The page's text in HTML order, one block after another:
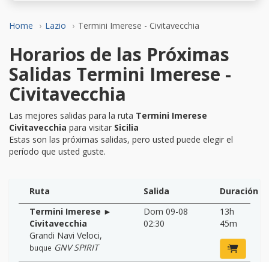
Home Lazio Termini Imerese - Civitavecchia
Horarios de las Próximas
Salidas Termini Imerese -
Civitavecchia
Las mejores salidas para la ruta Termini Imerese
Civitavecchia para visitar Sicilia
Estas son las próximas salidas, pero usted puede elegir el
período que usted guste.
Ruta Salida
Duración
Termini Imerese ►
Civitavecchia
Grandi Navi Veloci,
buque GNV SPIRIT
Dom 09-08
02:30
13h
45m